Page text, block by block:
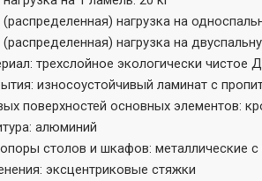
нагрузка на
нагрузка на
трехслойное экологически чистое
износоустойчивый ламинат с
поверхностей основных элементов:
алюминий
столов и шкафов: металлические
эксцентриковые стяжки